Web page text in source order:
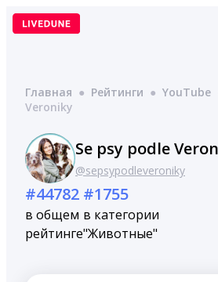
Перейти
Главная ● Рейтинги ● YouTube
Veroniky
Se psy podle
@sepsypodleveroniky
#44782
в общем
рейтинге
#1755
в категории
"Животные"